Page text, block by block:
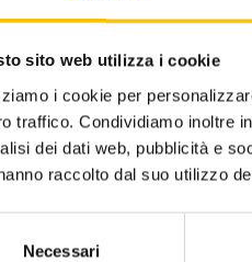
sito web utilizza i cookie
i cookie per
traffico. Condividiamo inoltre
dei dati web, pubblicità e
raccolto dal suo utilizzo
Necessari
Silvia Avallone, autrice di
spesso questo tema